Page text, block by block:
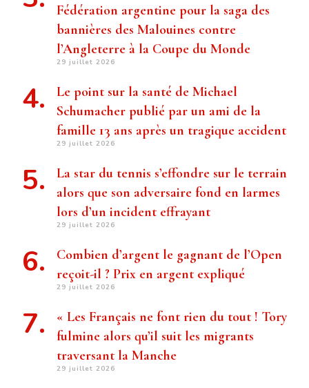
Fédération argentine pour la saga des
bannières des Malouines contre
l’Angleterre à la Coupe du Monde
29 juillet 2026
Le point sur la santé de Michael
Schumacher publié par un ami de la
famille 13 ans après un tragique accident
29 juillet 2026
La star du tennis s’effondre sur le terrain
alors que son adversaire fond en larmes
lors d’un incident effrayant
29 juillet 2026
Combien d’argent le gagnant de l’Open
reçoit-il ? Prix ​​en argent expliqué
29 juillet 2026
« Les Français ne font rien du tout ! Tory
fulmine alors qu’il suit les migrants
traversant la Manche
29 juillet 2026